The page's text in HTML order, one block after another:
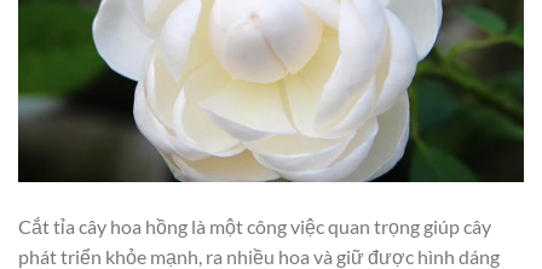
Cắt tỉa cây hoa hồng là một công việc quan trọng giúp cây
phát triển khỏe mạnh, ra nhiều hoa và giữ được hình dáng